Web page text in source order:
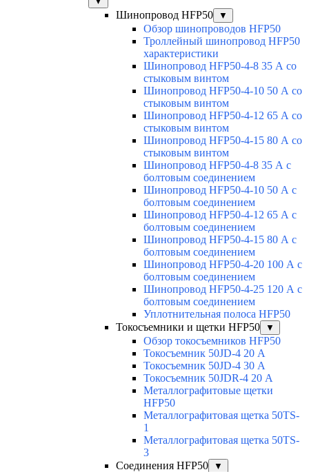
Шинопровод HFP50 ▼
Обзор шинопроводов HFP50
Троллейный шинопровод HFP50
характеристики
Шинопровод HFP50-4-8 35 А со
стыковым винтом
Шинопровод HFP50-4-10 50 А со
стыковым винтом
Шинопровод HFP50-4-12 65 А со
стыковым винтом
Шинопровод HFP50-4-15 80 А со
стыковым винтом
Шинопровод HFP50-4-8 35 А с
болтовым соединением
Шинопровод HFP50-4-10 50 А с
болтовым соединением
Шинопровод HFP50-4-12 65 А с
болтовым соединением
Шинопровод HFP50-4-15 80 А с
болтовым соединением
Шинопровод HFP50-4-20 100 А с
болтовым соединением
Шинопровод HFP50-4-25 120 А с
болтовым соединением
Уплотнительная полоса HFP50
Токосъемники и щетки HFP50
▼
Обзор токосъемников HFP50
Токосъемник 50JD-4 20 А
Токосъемник 50JD-4 30 А
Токосъемник 50JDR-4 20 А
Металлографитовые щетки
HFP50
Металлографитовая щетка 50TS-
1
Металлографитовая щетка 50TS-
3
Соединения HFP50
▼